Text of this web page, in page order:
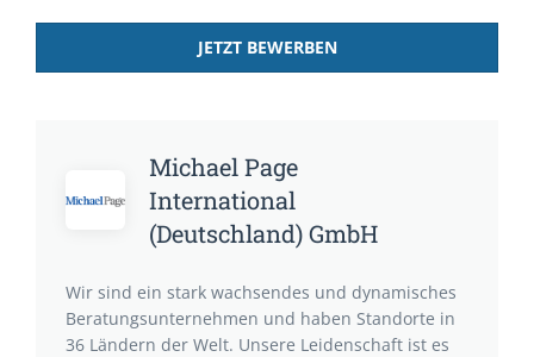
JETZT BEWERBEN
Michael Page
International
(Deutschland) GmbH
Wir sind ein stark wachsendes und dynamisches
Beratungsunternehmen und haben Standorte in
36 Ländern der Welt. Unsere Leidenschaft ist es